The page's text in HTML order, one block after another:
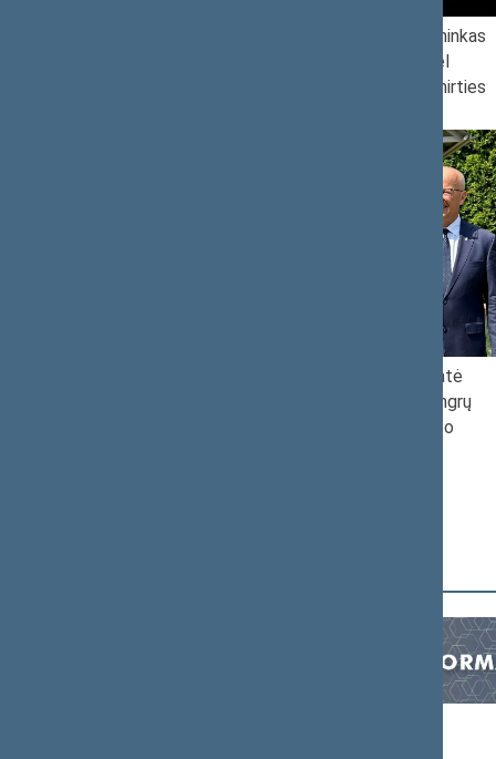
Lietuvos Respublikos Seimo Pirmininkas
Juozas Olekas reiškia užuojautą dėl
Kazimieros Danutės Prunskienės mirties
Seimo Pirmininko pavaduotoja Jūratė
Zailskienė dalyvavo istoriniame vengrų
sargybos kapitono Kasparo Horvato